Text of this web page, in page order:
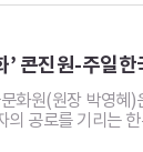
콘진원-주일
화원(원장 박영
공로를 기리는